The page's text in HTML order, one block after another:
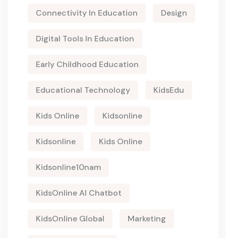
Connectivity In Education Design
Digital Tools In Education
Early Childhood Education
Educational Technology KidsEdu
Kids Online Kidsonline
Kidsonline Kids Online
Kidsonline10nam
KidsOnline AI Chatbot
KidsOnline Global Marketing